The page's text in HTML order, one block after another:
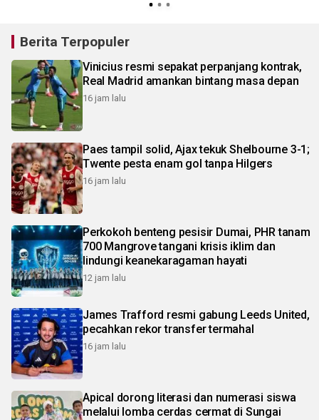
Berita Terpopuler
Vinicius resmi sepakat perpanjang kontrak,
Real Madrid amankan bintang masa depan
16 jam lalu
Paes tampil solid, Ajax tekuk Shelbourne 3-1;
Twente pesta enam gol tanpa Hilgers
16 jam lalu
Perkokoh benteng pesisir Dumai, PHR tanam
700 Mangrove tangani krisis iklim dan
lindungi keanekaragaman hayati
12 jam lalu
James Trafford resmi gabung Leeds United,
pecahkan rekor transfer termahal
16 jam lalu
Apical dorong literasi dan numerasi siswa
melalui lomba cerdas cermat di Sungai